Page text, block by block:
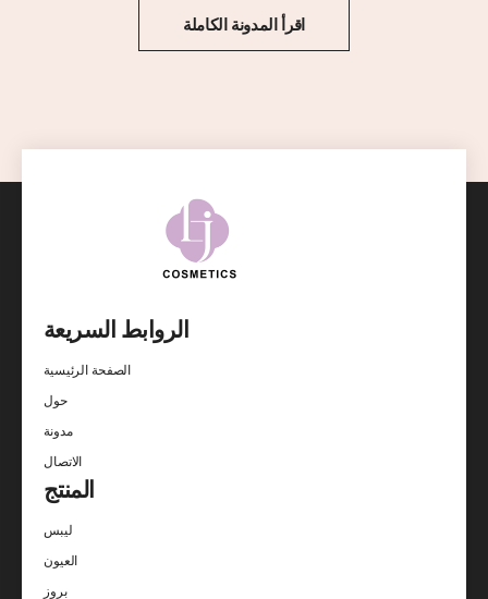
اقرأ المدونة الكاملة
الروابط السريعة
الصفحة الرئيسية
حول
مدونة
الاتصال
المنتج
ليبس
العيون
بروز